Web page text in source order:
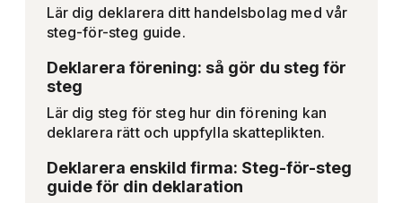
Lär dig deklarera ditt handelsbolag med vår
steg-för-steg guide.
Deklarera förening: så gör du steg för
steg
Lär dig steg för steg hur din förening kan
deklarera rätt och uppfylla skatteplikten.
Deklarera enskild firma: Steg-för-steg
guide för din deklaration